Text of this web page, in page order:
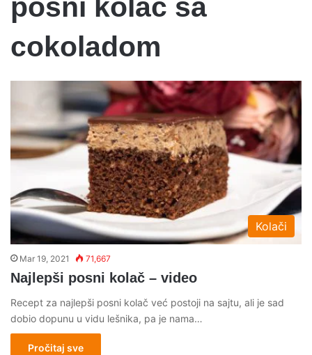
posni kolac sa
cokoladom
Kolači
Mar 19, 2021 71,667
Najlepši posni kolač – video
Recept za najlepši posni kolač već postoji na sajtu, ali je sad
dobio dopunu u vidu lešnika, pa je nama…
Pročitaj sve